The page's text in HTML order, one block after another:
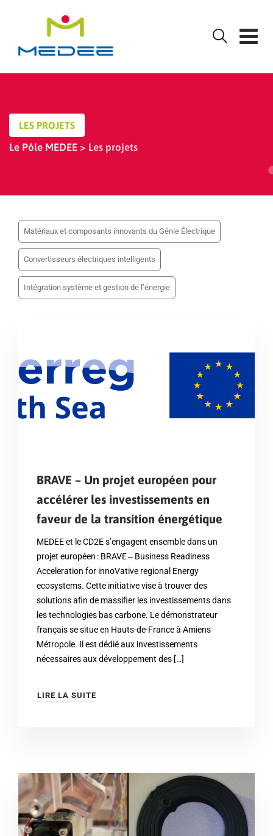
LES PROJETS
Le Pôle MEDEE > Les projets
Matériaux et composants innovants du Génie Électrique
Convertisseurs électriques intelligents
Intégration système et gestion de l’énergie
BRAVE – Un projet européen pour
accélérer les investissements en
faveur de la transition énergétique
MEDEE et le CD2E s’engagent ensemble dans un
projet européen : BRAVE ‒ Business Readiness
Acceleration for innoVative regional Energy
ecosystems. Cette initiative vise à trouver des
solutions afin de massifier les investissements dans
les technologies bas carbone. Le démonstrateur
français se situe en Hauts-de-France à Amiens
Métropole. Il est dédié aux investissements
nécessaires aux développement des […]
LIRE LA SUITE